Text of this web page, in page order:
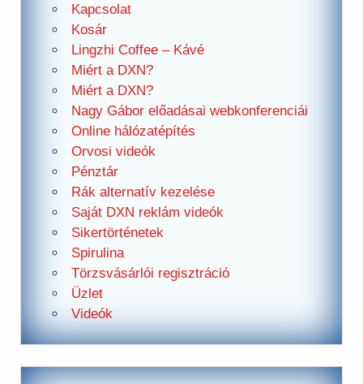
Kapcsolat
Kosár
Lingzhi Coffee – Kávé
Miért a DXN?
Miért a DXN?
Nagy Gábor előadásai webkonferenciái
Online hálózatépítés
Orvosi videók
Pénztár
Rák alternatív kezelése
Saját DXN reklám videók
Sikertörténetek
Spirulina
Törzsvásárlói regisztráció
Üzlet
Videók